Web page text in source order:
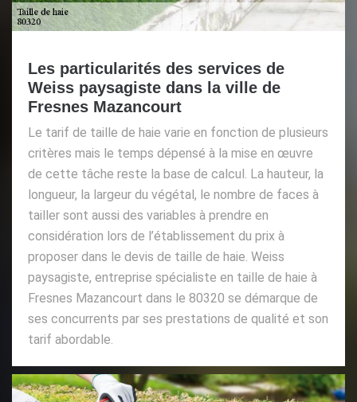
Les particularités des services de
Weiss paysagiste dans la ville de
Fresnes Mazancourt
Le tarif de taille de haie varie en fonction de plusieurs
critères mais le temps dépensé à la mise en œuvre
de cette tâche reste la base de calcul. La hauteur, la
longueur, la largeur du végétal, le nombre de faces à
tailler sont aussi des variables à prendre en
considération lors de l’établissement du prix à
proposer dans le devis de taille de haie. Weiss
paysagiste, entreprise spécialiste en taille de haie à
Fresnes Mazancourt dans le 80320 se démarque de
ses concurrents par ses prestations de qualité et son
tarif abordable.